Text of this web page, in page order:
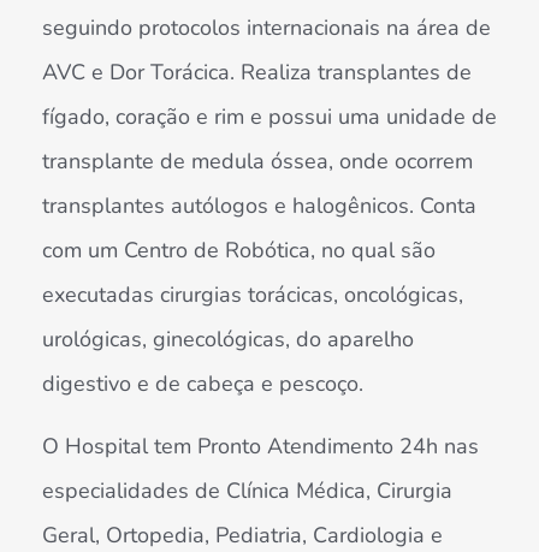
seguindo protocolos internacionais na área de
AVC e Dor Torácica. Realiza transplantes de
fígado, coração e rim e possui uma unidade de
transplante de medula óssea, onde ocorrem
transplantes autólogos e halogênicos. Conta
com um Centro de Robótica, no qual são
executadas cirurgias torácicas, oncológicas,
urológicas, ginecológicas, do aparelho
digestivo e de cabeça e pescoço.
O Hospital tem Pronto Atendimento 24h nas
especialidades de Clínica Médica, Cirurgia
Geral, Ortopedia, Pediatria, Cardiologia e